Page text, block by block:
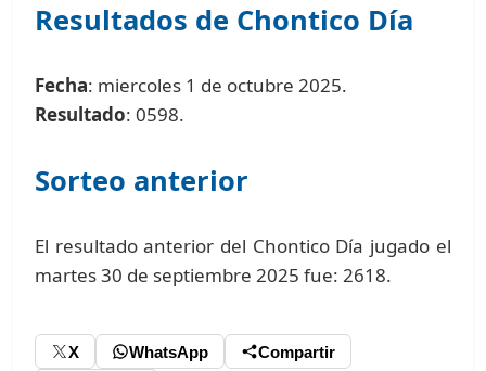
Resultados de Chontico Día
Fecha: miercoles 1 de octubre 2025.
Resultado: 0598.
Sorteo anterior
El resultado anterior del Chontico Día jugado el
martes 30 de septiembre 2025 fue: 2618.
X WhatsApp
Compartir